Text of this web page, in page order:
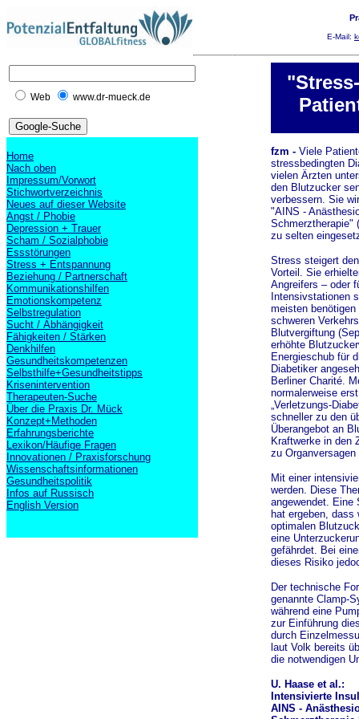
E-Mail:
Web www.dr-mueck.de
Home
Nach oben
Impressum/Vorwort
Stichwortverzeichnis
Neues auf dieser Website
Angst / Phobie
Depression + Trauer
Scham / Sozialphobie
Essstörungen
Stress + Entspannung
Beziehung / Partnerschaft
Kommunikationshilfen
Emotionskompetenz
Selbstregulation
Sucht / Abhängigkeit
Fähigkeiten / Stärken
Denkhilfen
Gesundheitskompetenzen
Selbsthilfe+Gesundheitstipps
Krisenintervention
Therapeuten-Suche
Über die Praxis Dr. Mück
Konzept+Methoden
Erfahrungsberichte
Lexikon/Häufige Fragen
Innovationen / Praxisforschung
Wissenschaftsinformationen
Gesundheitspolitik
Infos auf Russisch
English Version
fzm - Viele
stressbedingten
vielen Ärzten
den Blutzucker
verbessern. Sie
"AINS -
Schmerztherapie"
zu selten
Stress steigert
Vorteil. Sie
Angreifers – oder
Intensivstationen
meisten
schweren
Blutvergiftung
erhöhte
Energieschub für
Diabetiker
Berliner Charité.
normalerweise
„Verletzungs-
schneller zu den
Überangebot an
Kraftwerke in den
zu
Mit einer
werden. Diese
angewendet. Eine
hat ergeben,
optimalen
eine
gefährdet. Bei
dieses Risiko
Der technische
genannte Clamp-
während eine
zur Einführung
durch
laut Volk bereits
die notwendigen
U. Haase et al.:
Intensivierte
AINS -